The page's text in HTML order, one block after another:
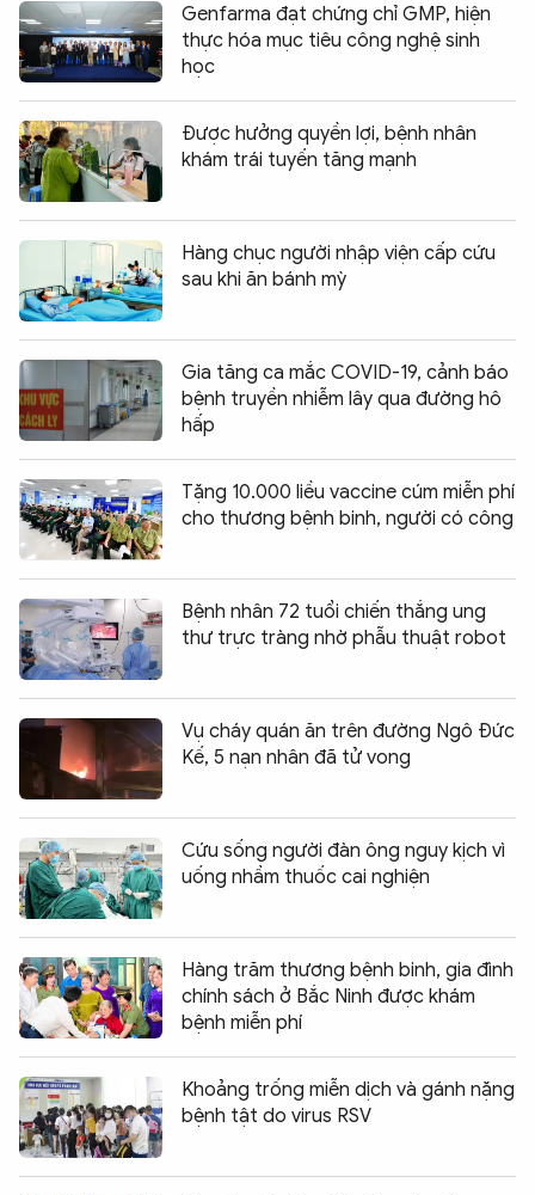
Genfarma đạt chứng chỉ GMP, hiện
thực hóa mục tiêu công nghệ sinh
học
Được hưởng quyền lợi, bệnh nhân
khám trái tuyến tăng mạnh
Hàng chục người nhập viện cấp cứu
sau khi ăn bánh mỳ
Gia tăng ca mắc COVID-19, cảnh báo
bệnh truyền nhiễm lây qua đường hô
hấp
Tặng 10.000 liều vaccine cúm miễn phí
cho thương bệnh binh, người có công
Bệnh nhân 72 tuổi chiến thắng ung
thư trực tràng nhờ phẫu thuật robot
Vụ cháy quán ăn trên đường Ngô Đức
Kế, 5 nạn nhân đã tử vong
Cứu sống người đàn ông nguy kịch vì
uống nhầm thuốc cai nghiện
Hàng trăm thương bệnh binh, gia đình
chính sách ở Bắc Ninh được khám
bệnh miễn phí
Khoảng trống miễn dịch và gánh nặng
bệnh tật do virus RSV